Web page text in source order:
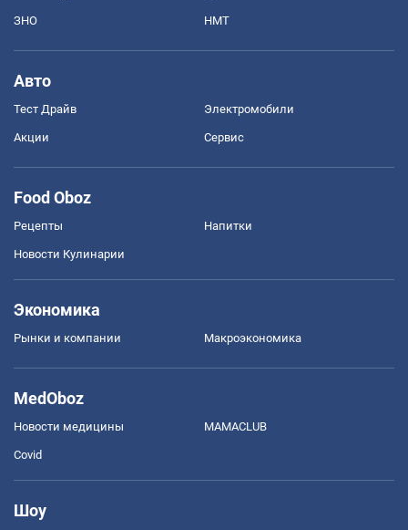
ЗНО НМТ
Авто
Тест Драйв Электромобили
Акции Сервис
Food Oboz
Рецепты Напитки
Новости Кулинарии
Экономика
Рынки и компании Mакроэкономика
MedOboz
Новости медицины MAMACLUB
Covid
Шоу